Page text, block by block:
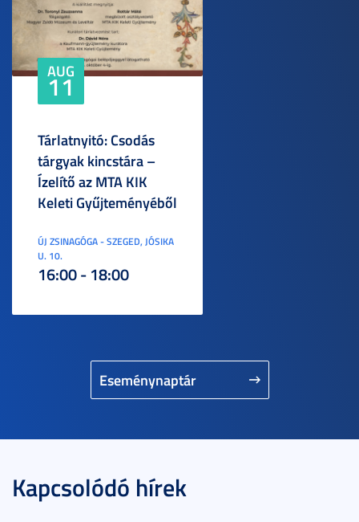
Eseménynaptár
AUG
11
Tárlatnyitó: Csodás
tárgyak kincstára –
Ízelítő az MTA KIK
Keleti Gyűjteményéből
ÚJ ZSINAGÓGA - SZEGED, JÓSIKA
U. 10.
16:00 - 18:00
Kapcsolódó hírek